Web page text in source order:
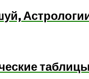
Астрологии